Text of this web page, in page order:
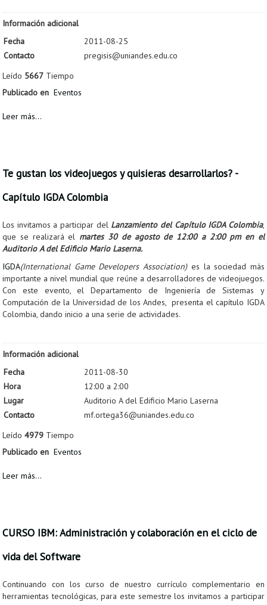
Información adicional
Fecha
2011-08-25
Contacto
pregisis@uniandes.edu.co
Leído 5667 Tiempo
Publicado en Eventos
Leer más...
Te gustan los videojuegos y quisieras desarrollarlos? -
Capítulo IGDA Colombia
Los invitamos a participar del Lanzamiento del Capítulo IGDA Colombia,
que se realizará el martes 30 de agosto de 12:00 a 2:00 pm en el
Auditorio A del Edificio Mario Laserna.
IGDA(International Game Developers Association)es la sociedad más
importante a nivel mundial que reúne a desarrolladores de videojuegos.
Con este evento, el Departamento de Ingeniería de Sistemas y
Computación de la Universidad de los Andes, presenta el capítulo IGDA
Colombia, dando inicio a una serie de actividades.
Información adicional
Fecha
2011-08-30
Hora
12:00 a 2:00
Lugar
Auditorio A del Edificio Mario Laserna
Contacto
mf.ortega36@uniandes.edu.co
Leído 4979 Tiempo
Publicado en Eventos
Leer más...
CURSO IBM: Administración y colaboración en el ciclo de
vida del Software
Continuando con los curso de nuestro currículo complementario en
herramientas tecnológicas, para este semestre los invitamos a participar